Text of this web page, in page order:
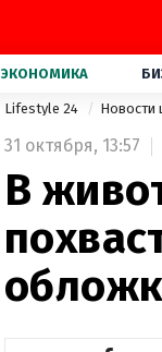
ЭКОНОМИКА
Lifestyle 24 Новости
31 октября, 13:57
В